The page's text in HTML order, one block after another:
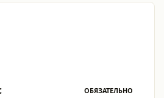
ОБЯЗАТЕЛЬНО